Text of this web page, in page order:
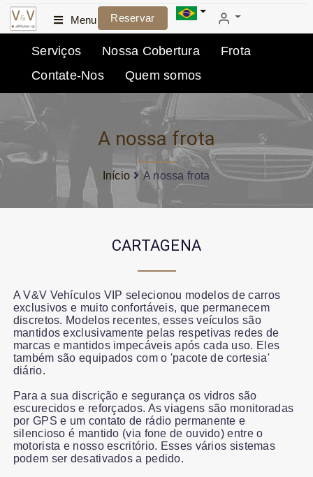
Menu Reservar
Serviços Nossa Cobertura
Frota
Contate-Nos
Quem somos
A nossa frota
Início A nossa frota
CARTAGENA
A V&V Vehículos VIP selecionou modelos de carros
exclusivos e muito confortáveis, que permanecem
discretos. Modelos recentes, esses veículos são
mantidos exclusivamente pelas respetivas redes de
marcas e mantidos impecáveis após cada uso. Eles
também são equipados com o 'pacote de cortesia'
diário.
Para a sua discrição e segurança os vidros são
escurecidos e reforçados. As viagens são monitoradas
por GPS e um contato de rádio permanente e
silencioso é mantido (via fone de ouvido) entre o
motorista e nosso escritório. Esses vários sistemas
podem ser desativados a pedido.